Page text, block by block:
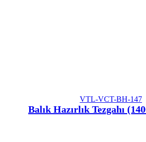
VTL-VCT-BH-147
Balık Hazırlık Tezgahı